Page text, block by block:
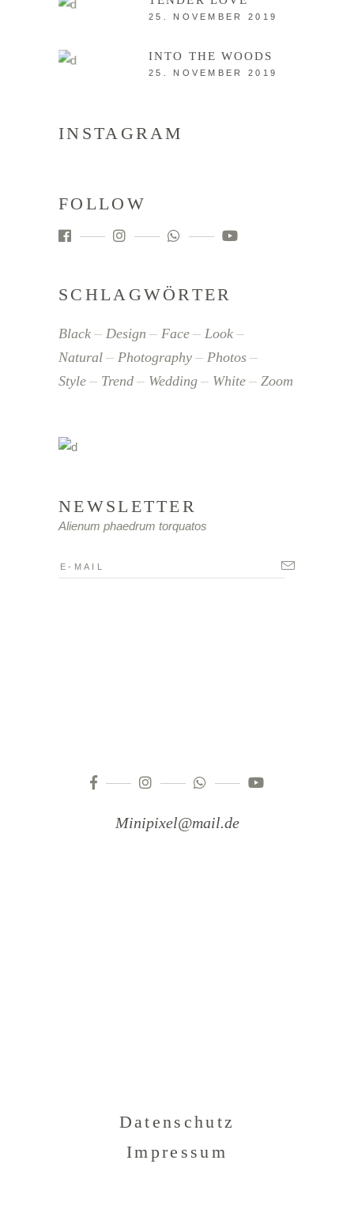
25. NOVEMBER 2019
INTO THE WOODS
25. NOVEMBER 2019
INSTAGRAM
FOLLOW
SCHLAGWÖRTER
Black Design Face
Look
Natural
Photography
Photos
Style
Trend Wedding White Zoom
NEWSLETTER
Alienum phaedrum torquatos
Minipixel@mail.de
Datenschutz
Impressum